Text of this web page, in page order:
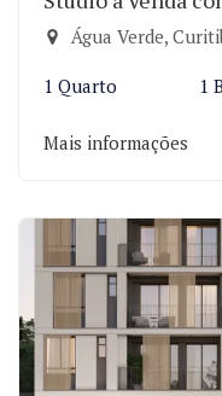
Água Verde,
1 Quarto 1
Mais informações